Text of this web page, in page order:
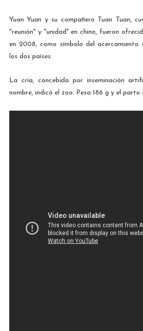
Yuan Yuan y su compañero Tuan Tuan,
"reunión" y "unidad" en chino, fueron
en 2008, como símbolo del acercamiento
los dos países.
La cría, concebida por inseminación
nombre, indicó el zoo. Pesa 186 g y el parto